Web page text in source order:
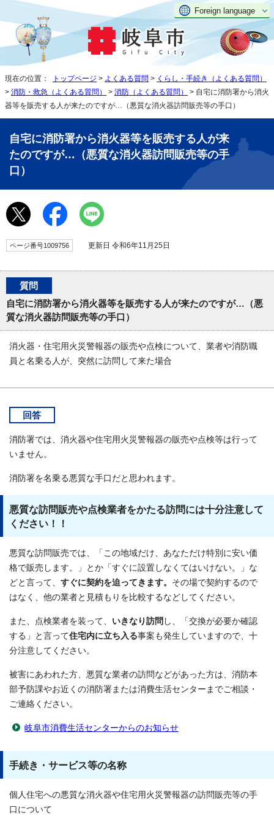
Foreign language
現在の位置： トップページ > よくある質問 > くらし・手続き（よくある質問）
> 消防・救急（よくある質問） > 消防（よくある質問）
> 自宅に消防署から消火
器等を販売する人が来たのですが…（悪質な消火器訪問販売等の手口）
自宅に消防署から消火器等を販売する人が来
たのですが…（悪質な消火器訪問販売等の手
口）
ページ番号1009756 更新日 令和6年11月25日
質問
自宅に消防署から消火器等を販売する人が来たのですが…（悪
質な消火器訪問販売等の手口）
消火器・住宅用火災警報器の販売や点検について、業者や消防職
員と名乗る人が、突然に訪問して来た場合
回答
消防署では、消火器や住宅用火災警報器の販売や点検等は行って
いません。
消防署を名乗る悪質な手口だと思われます。
悪質な訪問販売や点検業者をかたる訪問には十分注意して
ください！！
悪質な訪問販売では、「この地域だけ、あなただけ特別に安い価
格で販売します。」とか「すぐに設置しなくてはいけない。」な
どと言って、 すぐに契約を迫ってきます。 その場で契約するので
はなく、他の業者と見積もりを比較するなどしてください。
また、点検業者を装って、 いきなり訪問 し、「交換が必要か確認
する」と言って住宅内に立ち入る事案も発生していますので、十
分注意してください。
被害にあわれた方、悪質な業者の訪問などがあった方は、消防本
部予防課やお近くの消防署または消費生活センターまでご相談・
ご連絡ください。
岐阜市消費生活センターからのお知らせ
手続き・サービス等の名称
個人住宅への悪質な消火器や住宅用火災警報器の訪問販売等の手
口について